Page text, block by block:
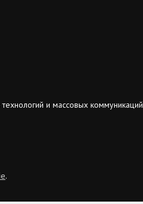
и массовых коммуникаций
.